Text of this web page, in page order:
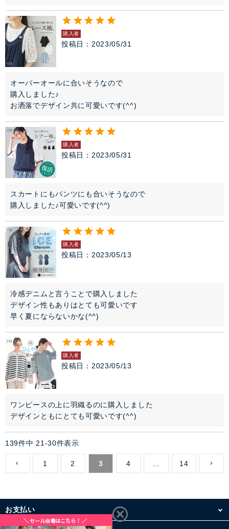
購入者
投稿日 2023/05/31
オーバーオールに合いそうなので
購入しました♪
お洒落でデザイン共に可愛いです(^^)
購入者
投稿日 2023/05/31
スカートにもパンツにも合いそうなので
購入しました♪可愛いです(^^)
購入者
投稿日 2023/05/13
冷感デニムと言うことで購入しました
デザイン性もありはとても可愛いです
早く夏にならないかな(^^)
購入者
投稿日 2023/05/13
ワンピースの上に羽織るのに購入しました
デザインともにとても可愛いです(^^)
139件中 21 -30件表示
1 2 3 4 14
お支払い